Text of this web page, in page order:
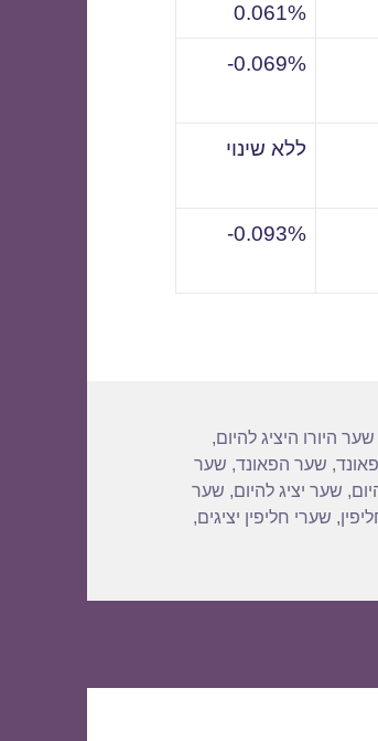
0.061%
0.069%-
ללא שינוי
0.093%-
שער היורו היציג להיום,
, שער הפאונד, שער
, שער יציג להיום, שער
, שערי חליפין יציגים,